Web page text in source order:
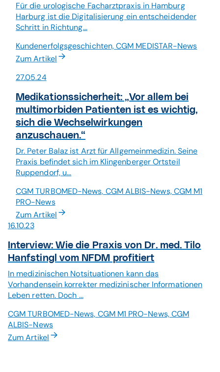
Für die urologische Facharztpraxis in Hamburg
Harburg ist die Digitalisierung ein entscheidender
Schritt in Richtung...
Kundenerfolgsgeschichten, CGM MEDISTAR-News
Zum Artikel
27.05.24
Medikationssicherheit: „Vor allem bei
multimorbiden Patienten ist es wichtig,
sich die Wechselwirkungen
anzuschauen.“
Dr. Peter Balaz ist Arzt für Allgemeinmedizin. Seine
Praxis befindet sich im Klingenberger Ortsteil
Ruppendorf, u...
CGM TURBOMED-News, CGM ALBIS-News, CGM M1
PRO-News
Zum Artikel
16.10.23
Interview: Wie die Praxis von Dr. med. Tilo
Hanfstingl vom NFDM profitiert
In medizinischen Notsituationen kann das
Vorhandensein korrekter medizinischer Informationen
Leben retten. Doch ...
CGM TURBOMED-News, CGM M1 PRO-News, CGM
ALBIS-News
Zum Artikel